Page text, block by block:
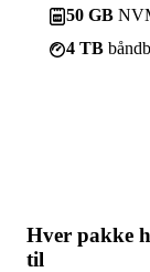
50 GB
4 TB
Hver pakke
til